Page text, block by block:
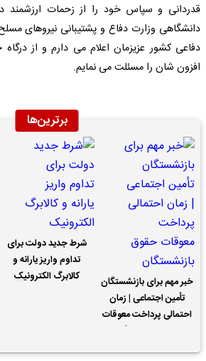
قدردانی و سپاس خود را از زحمات ارزشمند
دانشگاهی وزارت دفاع و پشتیبانی نیروهای
دفاعی کشور عزیزمان اعلام می دارم و از
افزون شان را مسئلت می نمایم.
برترین‌ها
خبر مهم برای بازنشستگان
تأمین اجتماعی | زمان
احتمالی پرداخت معوقات
شرط جدید دولت برای
تداوم واریز یارانه و
کالابرگ الکترونیک